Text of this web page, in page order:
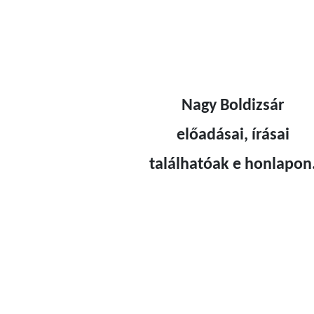
Nagy Boldizsár
előadásai, írásai
találhatóak e